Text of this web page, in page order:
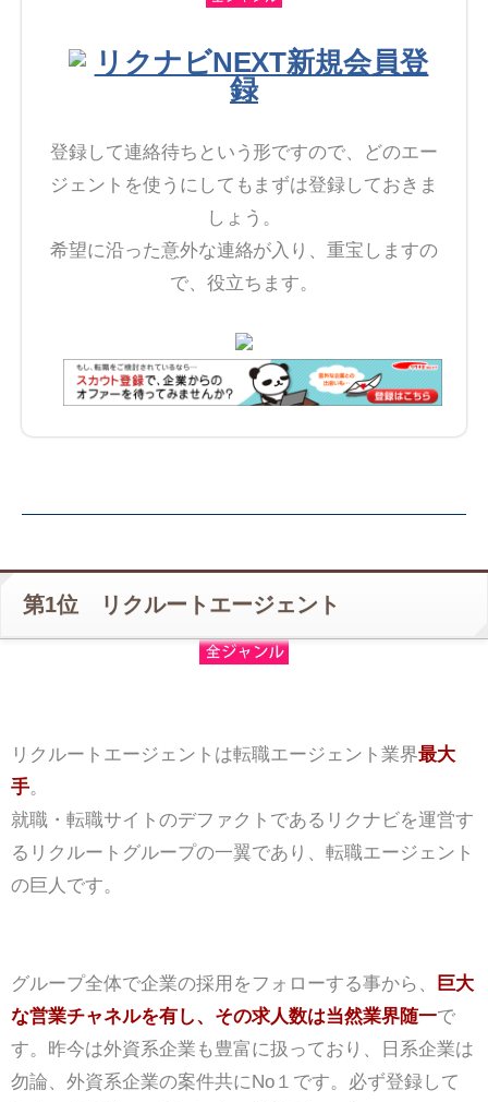
リクナビNEXT新規会員登
録
登録して連絡待ちという形ですので、どのエー
ジェントを使うにしてもまずは登録しておきま
しょう。
希望に沿った意外な連絡が入り、重宝しますの
で、役立ちます。
第1位 リクルートエージェント
リクルートエージェントは転職エージェント業界最大
手。
就職・転職サイトのデファクトであるリクナビを運営す
るリクルートグループの一翼であり、転職エージェント
の巨人です。
グループ全体で企業の採用をフォローする事から、
巨大
な営業チャネルを有し、その求人数は当然業界随一で
す。昨今は外資系企業も豊富に扱っており、日系企業は
勿論、外資系企業の案件共にNo１です。必ず登録して